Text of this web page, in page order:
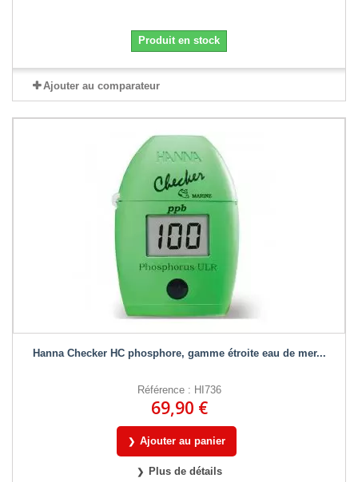
Produit en stock
Ajouter au comparateur
Hanna Checker HC phosphore, gamme étroite eau de mer...
Référence : HI736
69,90 €
Ajouter au panier
Plus de détails